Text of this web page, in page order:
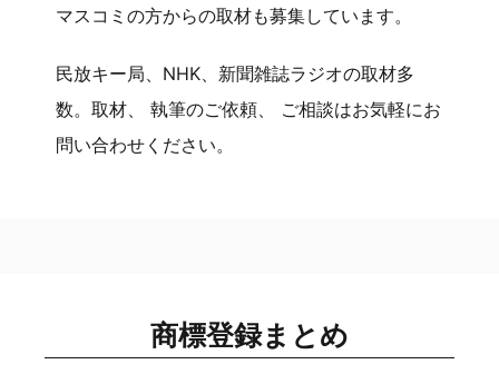
マスコミの方からの取材も募集しています。
民放キー局、NHK、新聞雑誌ラジオの取材多
数。取材、 執筆のご依頼、 ご相談はお気軽にお
問い合わせください。
商標登録まとめ